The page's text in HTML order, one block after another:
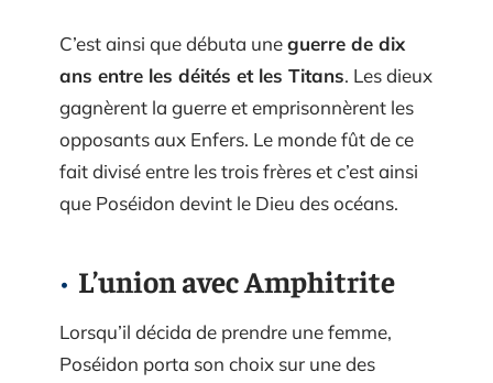
C’est ainsi que débuta uneguerre de dix
ans entre les déités et les Titans. Les dieux
gagnèrent la guerre et emprisonnèrent les
opposants aux Enfers. Le monde fût de ce
fait divisé entre les trois frères et c’est ainsi
que Poséidon devint le Dieu des océans.
L’union avec Amphitrite
Lorsqu’il décida de prendre une femme,
Poséidon porta son choix sur une des